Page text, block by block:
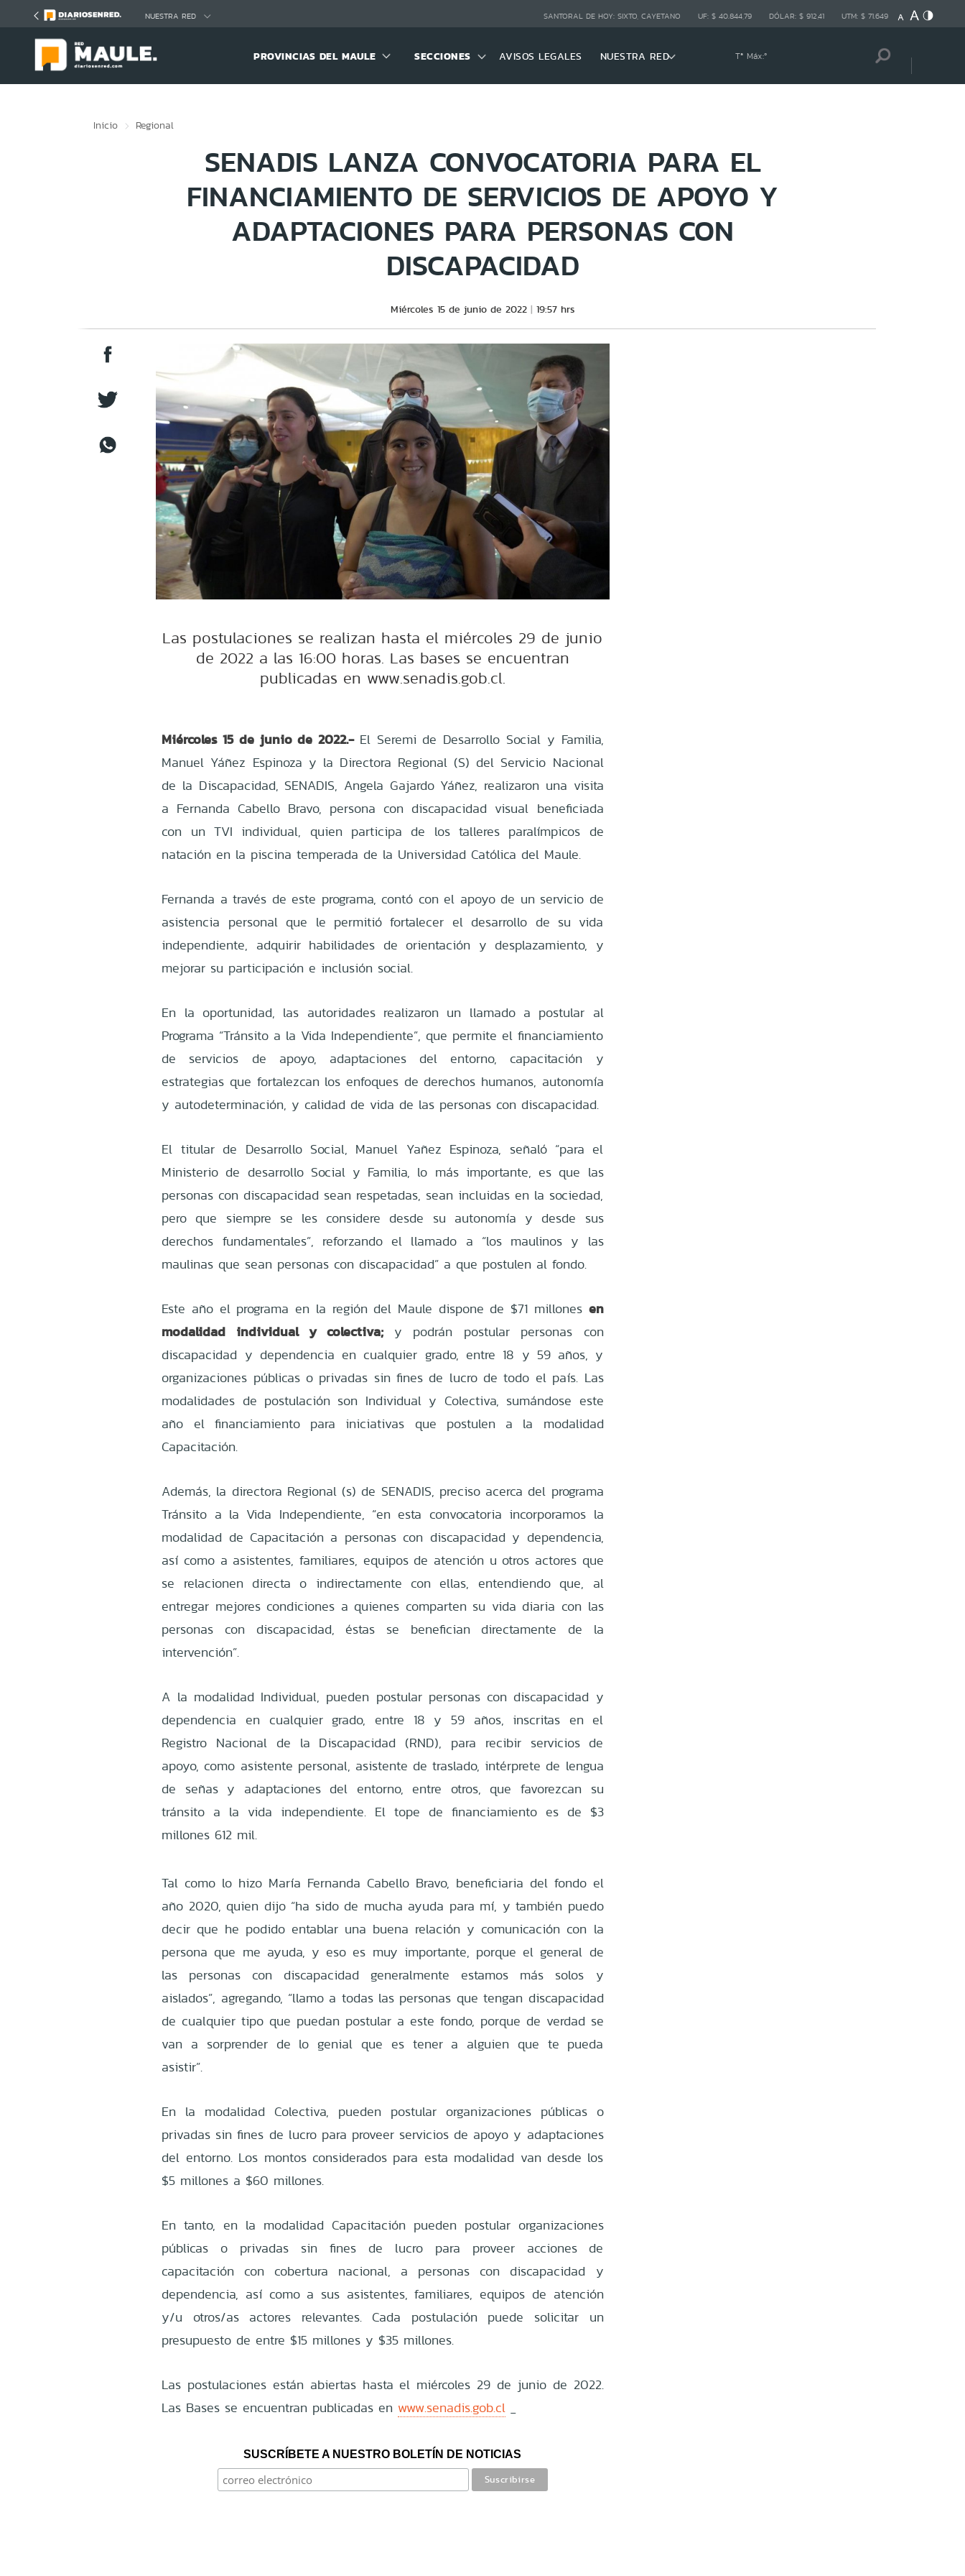
NUESTRA RED SANTORAL DE HOY: SIXTO, CAYETANO UF: $ 40.844,79 DÓLAR: $ 912,41 UTM: $ 71.649
PROVINCIAS DEL MAULE SECCIONES AVISOS LEGALES NUESTRA RED Tª Máx:º
Inicio Regional
SENADIS LANZA CONVOCATORIA PARA EL
FINANCIAMIENTO DE SERVICIOS DE APOYO Y
ADAPTACIONES PARA PERSONAS CON
DISCAPACIDAD
Miércoles 15 de junio de 2022 19:57 hrs
Las postulaciones se realizan hasta el miércoles 29 de junio
de 2022 a las 16:00 horas. Las bases se encuentran
publicadas en www.senadis.gob.cl.
Miércoles 15 de junio de 2022.- El Seremi de Desarrollo Social y Familia,
Manuel Yáñez Espinoza y la Directora Regional (S) del Servicio Nacional
de la Discapacidad, SENADIS, Angela Gajardo Yáñez, realizaron una visita
a Fernanda Cabello Bravo, persona con discapacidad visual beneficiada
con un TVI individual, quien participa de los talleres paralímpicos de
natación en la piscina temperada de la Universidad Católica del Maule.
Fernanda a través de este programa, contó con el apoyo de un servicio de
asistencia personal que le permitió fortalecer el desarrollo de su vida
independiente, adquirir habilidades de orientación y desplazamiento, y
mejorar su participación e inclusión social.
En la oportunidad, las autoridades realizaron un llamado a postular al
Programa “Tránsito a la Vida Independiente”, que permite el financiamiento
de servicios de apoyo, adaptaciones del entorno, capacitación y
estrategias que fortalezcan los enfoques de derechos humanos, autonomía
y autodeterminación, y calidad de vida de las personas con discapacidad.
El titular de Desarrollo Social, Manuel Yañez Espinoza, señaló “para el
Ministerio de desarrollo Social y Familia, lo más importante, es que las
personas con discapacidad sean respetadas, sean incluidas en la sociedad,
pero que siempre se les considere desde su autonomía y desde sus
derechos fundamentales”, reforzando el llamado a “los maulinos y las
maulinas que sean personas con discapacidad” a que postulen al fondo.
Este año el programa en la región del Maule dispone de $71 millones en
modalidad individual y colectiva; y podrán postular personas con
discapacidad y dependencia en cualquier grado, entre 18 y 59 años, y
organizaciones públicas o privadas sin fines de lucro de todo el país. Las
modalidades de postulación son Individual y Colectiva, sumándose este
año el financiamiento para iniciativas que postulen a la modalidad
Capacitación.
Además, la directora Regional (s) de SENADIS, preciso acerca del programa
Tránsito a la Vida Independiente, “en esta convocatoria incorporamos la
modalidad de Capacitación a personas con discapacidad y dependencia,
así como a asistentes, familiares, equipos de atención u otros actores que
se relacionen directa o indirectamente con ellas, entendiendo que, al
entregar mejores condiciones a quienes comparten su vida diaria con las
personas con discapacidad, éstas se benefician directamente de la
intervención”.
A la modalidad Individual, pueden postular personas con discapacidad y
dependencia en cualquier grado, entre 18 y 59 años, inscritas en el
Registro Nacional de la Discapacidad (RND), para recibir servicios de
apoyo, como asistente personal, asistente de traslado, intérprete de lengua
de señas y adaptaciones del entorno, entre otros, que favorezcan su
tránsito a la vida independiente. El tope de financiamiento es de $3
millones 612 mil.
Tal como lo hizo María Fernanda Cabello Bravo, beneficiaria del fondo el
año 2020, quien dijo “ha sido de mucha ayuda para mí, y también puedo
decir que he podido entablar una buena relación y comunicación con la
persona que me ayuda, y eso es muy importante, porque el general de
las personas con discapacidad generalmente estamos más solos y
aislados”, agregando, “llamo a todas las personas que tengan discapacidad
de cualquier tipo que puedan postular a este fondo, porque de verdad se
van a sorprender de lo genial que es tener a alguien que te pueda
asistir”.
En la modalidad Colectiva, pueden postular organizaciones públicas o
privadas sin fines de lucro para proveer servicios de apoyo y adaptaciones
del entorno. Los montos considerados para esta modalidad van desde los
$5 millones a $60 millones.
En tanto, en la modalidad Capacitación pueden postular organizaciones
públicas o privadas sin fines de lucro para proveer acciones de
capacitación con cobertura nacional, a personas con discapacidad y
dependencia, así como a sus asistentes, familiares, equipos de atención
y/u otros/as actores relevantes. Cada postulación puede solicitar un
presupuesto de entre $15 millones y $35 millones.
Las postulaciones están abiertas hasta el miércoles 29 de junio de 2022.
Las Bases se encuentran publicadas en www.senadis.gob.cl
SUSCRÍBETE A NUESTRO BOLETÍN DE NOTICIAS